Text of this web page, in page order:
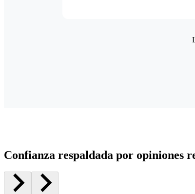
Confianza respaldada por opiniones